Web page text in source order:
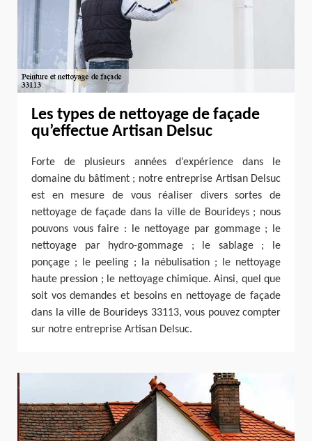
Les types de nettoyage de façade
qu’effectue Artisan Delsuc
Forte de plusieurs années d’expérience dans le
domaine du bâtiment ; notre entreprise Artisan Delsuc
est en mesure de vous réaliser divers sortes de
nettoyage de façade dans la ville de Bourideys ; nous
pouvons vous faire : le nettoyage par gommage ; le
nettoyage par hydro-gommage ; le sablage ; le
ponçage ; le peeling ; la nébulisation ; le nettoyage
haute pression ; le nettoyage chimique. Ainsi, quel que
soit vos demandes et besoins en nettoyage de façade
dans la ville de Bourideys 33113, vous pouvez compter
sur notre entreprise Artisan Delsuc.